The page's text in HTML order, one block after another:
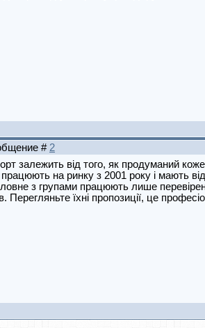
# 2
залежить від того, як продуманий
на ринку з 2001 року і мають
з групами працюють лише
їхні пропозиції, це